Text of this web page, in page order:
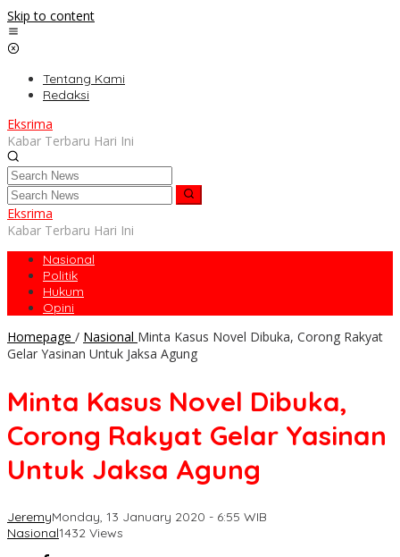
Skip to content
Tentang Kami
Redaksi
Eksrima
Kabar Terbaru Hari Ini
Eksrima
Kabar Terbaru Hari Ini
Nasional
Politik
Hukum
Opini
Homepage / Nasional Minta Kasus Novel Dibuka, Corong Rakyat
Gelar Yasinan Untuk Jaksa Agung
Minta Kasus Novel Dibuka,
Corong Rakyat Gelar Yasinan
Untuk Jaksa Agung
JeremyMonday, 13 January 2020 - 6:55 WIB
Nasional1432 Views